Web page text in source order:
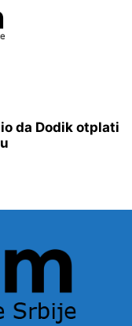
da Dodik otplati